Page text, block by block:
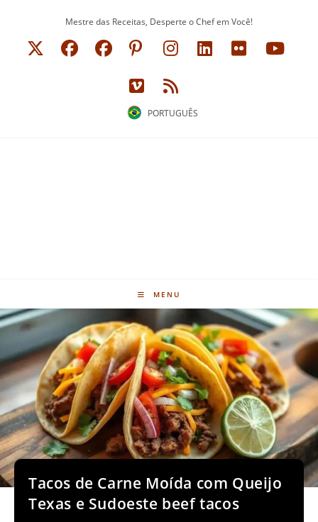
Mestre das Receitas, Desperte o Chef em Você!
PORTUGUÊS
MENU
Tacos de Carne Moída com Queijo
Texas e Sudoeste beef tacos